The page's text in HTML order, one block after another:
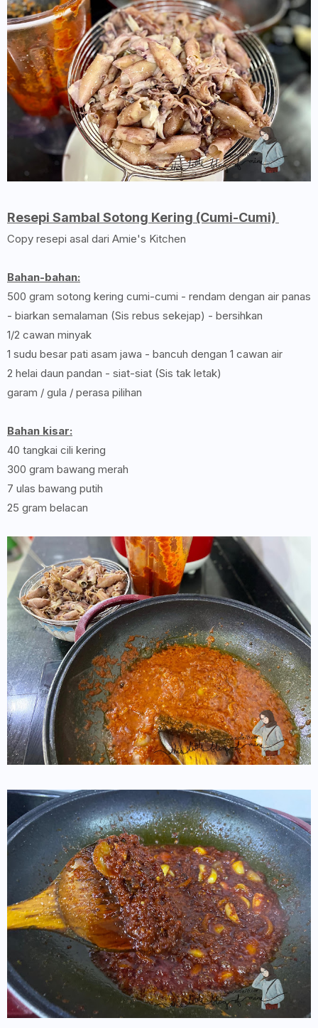
Resepi Sambal Sotong Kering (Cumi-Cumi)
Copy resepi asal dari Amie's Kitchen
Bahan-bahan:
500 gram sotong kering cumi-cumi - rendam dengan air panas
- biarkan semalaman (Sis rebus sekejap) - bersihkan
1/2 cawan minyak
1 sudu besar pati asam jawa - bancuh dengan 1 cawan air
2 helai daun pandan - siat-siat (Sis tak letak)
garam / gula / perasa pilihan
Bahan kisar:
40 tangkai cili kering
300 gram bawang merah
7 ulas bawang putih
25 gram belacan